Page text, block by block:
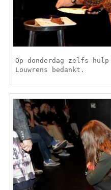
Op donderdag zelfs
Louwrens bedankt.